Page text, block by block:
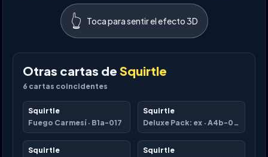
👆 Toca para sentir el efecto 3D
Otras cartas de Squirtle
6 cartas coincidentes
Squirtle
Fuego Carmesí· B1a-017
Squirtle
Deluxe Pack: ex · A4b-083
Squirtle
Squirtle